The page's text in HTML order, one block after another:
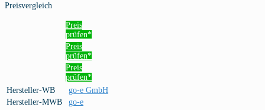
Preisvergleich
Preis
prüfen*
Preis
prüfen*
Preis
prüfen*
Hersteller-WB
go-e GmbH
Hersteller-MWB
go-e